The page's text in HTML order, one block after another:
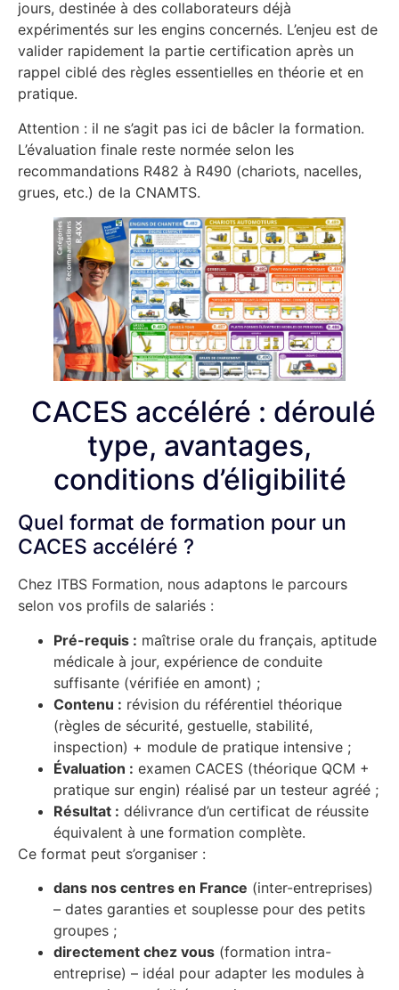
jours, destinée à des collaborateurs déjà
expérimentés sur les engins concernés. L’enjeu est de
valider rapidement la partie certification après un
rappel ciblé des règles essentielles en théorie et en
pratique.
Attention : il ne s’agit pas ici de bâcler la formation.
L’évaluation finale reste normée selon les
recommandations R482 à R490 (chariots, nacelles,
grues, etc.) de la CNAMTS.
CACES accéléré : déroulé
type, avantages,
conditions d’éligibilité
Quel format de formation pour un
CACES accéléré ?
Chez ITBS Formation, nous adaptons le parcours
selon vos profils de salariés :
Pré-requis : maîtrise orale du français, aptitude
médicale à jour, expérience de conduite
suffisante (vérifiée en amont) ;
Contenu : révision du référentiel théorique
(règles de sécurité, gestuelle, stabilité,
inspection) + module de pratique intensive ;
Évaluation : examen CACES (théorique QCM +
pratique sur engin) réalisé par un testeur agréé ;
Résultat : délivrance d’un certificat de réussite
équivalent à une formation complète.
Ce format peut s’organiser :
dans nos centres en France (inter-entreprises)
– dates garanties et souplesse pour des petits
groupes ;
directement chez vous (formation intra-
entreprise) – idéal pour adapter les modules à